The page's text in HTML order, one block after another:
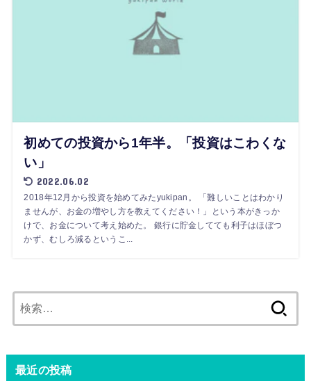
初めての投資から1年半。「投資はこわくな
い」
2022.06.02
2018年12月から投資を始めてみたyukipan。 「難しいことはわかり
ませんが、お金の増やし方を教えてください！」という本がきっか
けで、お金について考え始めた。 銀行に貯金してても利子はほぼつ
かず、むしろ減るというこ...
索:
最近の投稿